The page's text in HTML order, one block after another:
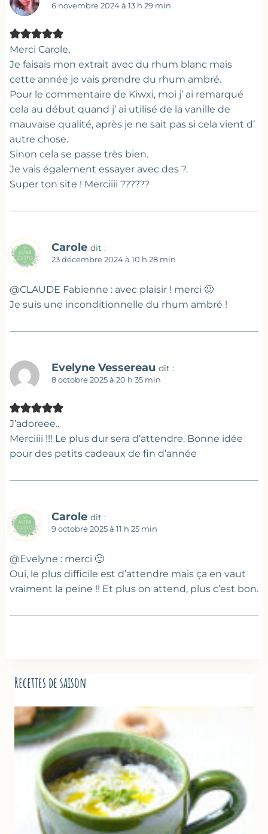
6 novembre 2024 à 13 h 29 min
Merci Carole,
Je faisais mon extrait avec du rhum blanc mais
cette année je vais prendre du rhum ambré.
Pour le commentaire de Kiwxi, moi j’ ai remarqué
cela au début quand j’ ai utilisé de la vanille de
mauvaise qualité, après je ne sait pas si cela vient d’
autre chose.
Sinon cela se passe très bien.
Je vais également essayer avec des ?.
Super ton site ! Merciiii ??????
Carole dit :
23 décembre 2024 à 10 h 28 min
@CLAUDE Fabienne : avec plaisir ! merci 🙂
Je suis une inconditionnelle du rhum ambré !
Evelyne Vessereau dit :
8 octobre 2025 à 20 h 35 min
J’adoreee..
Merciiii !!! Le plus dur sera d’attendre. Bonne idée
pour des petits cadeaux de fin d’année
Carole dit :
9 octobre 2025 à 11 h 25 min
@Evelyne : merci 🙂
Oui, le plus difficile est d’attendre mais ça en vaut
vraiment la peine !! Et plus on attend, plus c’est bon.
Recettes de saison